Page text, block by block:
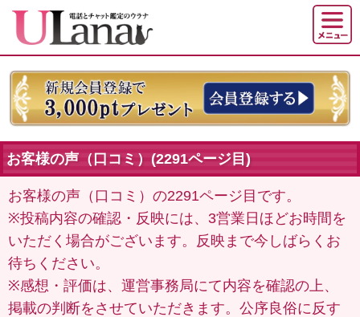
お客様の声（口コミ）(2291ページ目)
お客様の声（口コミ）の2291ページ目です。
※投稿内容の確認・反映には、3営業日ほどお時間を
いただく場合がございます。反映まで今しばらくお
待ちください。
※感想・評価は、運営事務局にて内容を確認の上、
掲載の判断をさせていただきます。公序良俗に反す